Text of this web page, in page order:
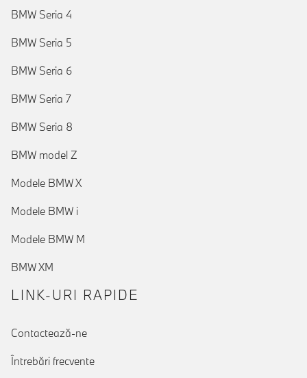
BMW Seria 4
BMW Seria 5
BMW Seria 6
BMW Seria 7
BMW Seria 8
BMW model Z
Modele BMW X
Modele BMW i
Modele BMW M
BMW XM
LINK-URI RAPIDE
Contactează-ne
Întrebări frecvente